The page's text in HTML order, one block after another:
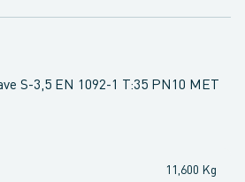
S-3,5 EN 1092-1 T:35 PN10 MET
11,600 Kg